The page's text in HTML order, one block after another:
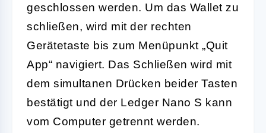
geschlossen werden. Um das Wallet zu
schließen, wird mit der rechten
Gerätetaste bis zum Menüpunkt „Quit
App“ navigiert. Das Schließen wird mit
dem simultanen Drücken beider Tasten
bestätigt und der Ledger Nano S kann
vom Computer getrennt werden.